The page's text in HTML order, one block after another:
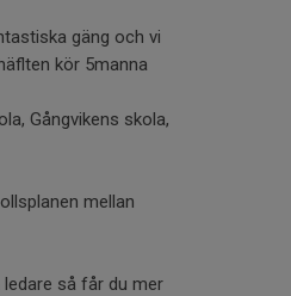
gäng och vi
kör 5manna
Gångvikens skola,
mellan
så får du mer